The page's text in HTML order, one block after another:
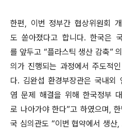
한편, 이번 정부간 협상위원회
도 쏟아졌다고 합니다. 한국은
를 앞두고 “플라스틱 생산 감축”
의가 진행되는 과정에서 주도적
다. 김완섭 환경부장관은 국내외
염 문제 해결을 위해 한국정부
로 나아가야 한다”고 하였으며,
국 심의관도 “이번 협약에서 생산